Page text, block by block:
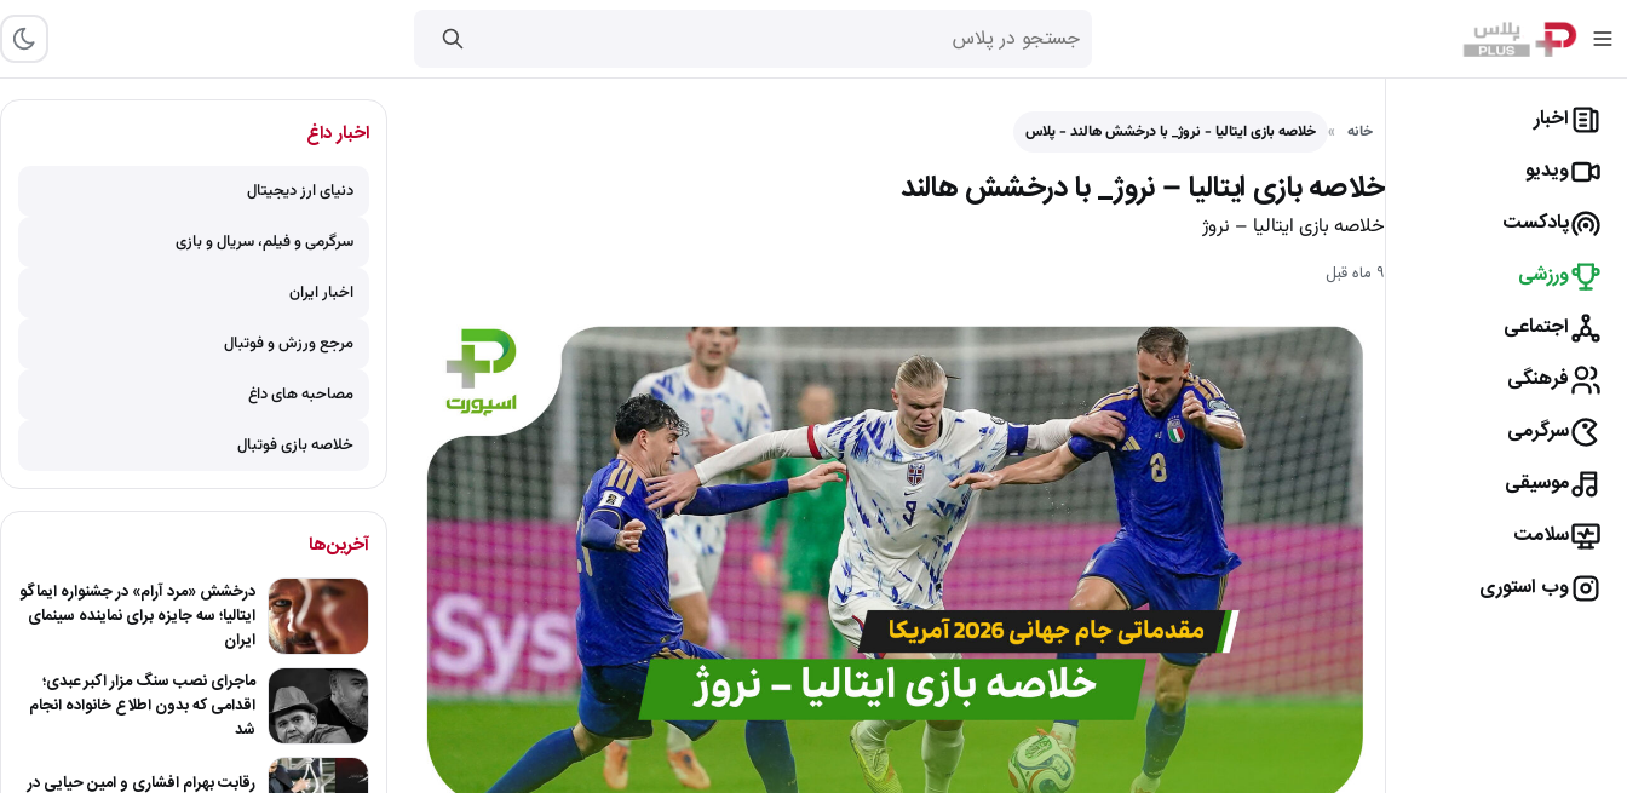
اخبار
ویدیو
پادکست
ورزشی
اجتماعی
فرهنگی
سرگرمی
موسیقی
سلامت
وب استوری
خانه خلاصه بازی ایتالیا - نروژ_ با درخشش هالند - پلاس
خلاصه بازی ایتالیا – نروژ_ با درخشش هالند
خلاصه بازی ایتالیا – نروژ
۹ ماه قبل
اخبار داغ
دنیای ارز دیجیتال
سرگرمی و فیلم، سریال و بازی
اخبار ایران
مرجع ورزش و فوتبال
مصاحبه های داغ
خلاصه بازی فوتبال
آخرین‌ها
درخشش «مرد آرام» در جشنواره ایماگو
ایتالیا؛ سه جایزه برای نماینده سینمای
ایران
ماجرای نصب سنگ مزار اکبر عبدی؛
اقدامی که بدون اطلاع خانواده انجام
شد
رقابت بهرام افشاری و امین حیایی در